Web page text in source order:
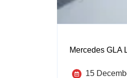
Mercedes GLA
15